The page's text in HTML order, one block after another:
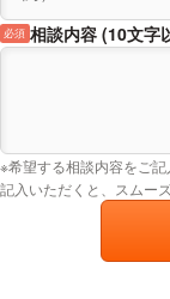
相談内容 (10文字
必須
※希望する相談内容をご
記入いただくと、スムー